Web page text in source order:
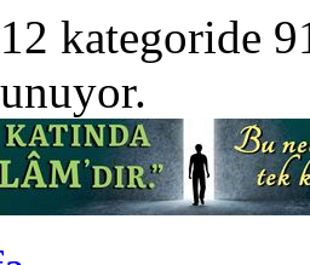
kategoride